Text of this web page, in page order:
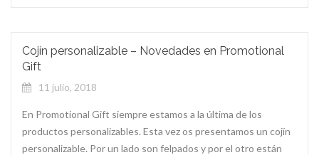
Cojín personalizable – Novedades en Promotional
Gift
11 julio, 2018
En Promotional Gift siempre estamos a la última de los
productos personalizables. Esta vez os presentamos un cojín
personalizable. Por un lado son felpados y por el otro están